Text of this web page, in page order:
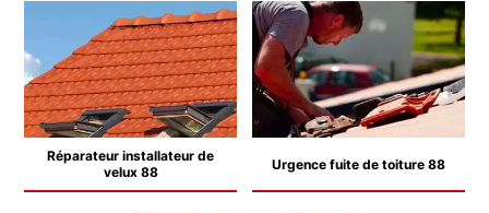
Réparateur installateur de
velux 88
Urgence fuite de toiture 88